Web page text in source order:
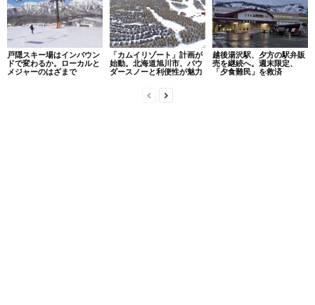
戸隠スキー場はインバウン
ドで変わるか。ローカルと
メジャーのはざまで
「カムイリゾート」計画が
始動。北海道旭川市、パウ
ダースノーと利便性が魅力
越後湯沢駅、夕方の駅弁販
売を継続へ。週末限定、
「夕食難民」を救済